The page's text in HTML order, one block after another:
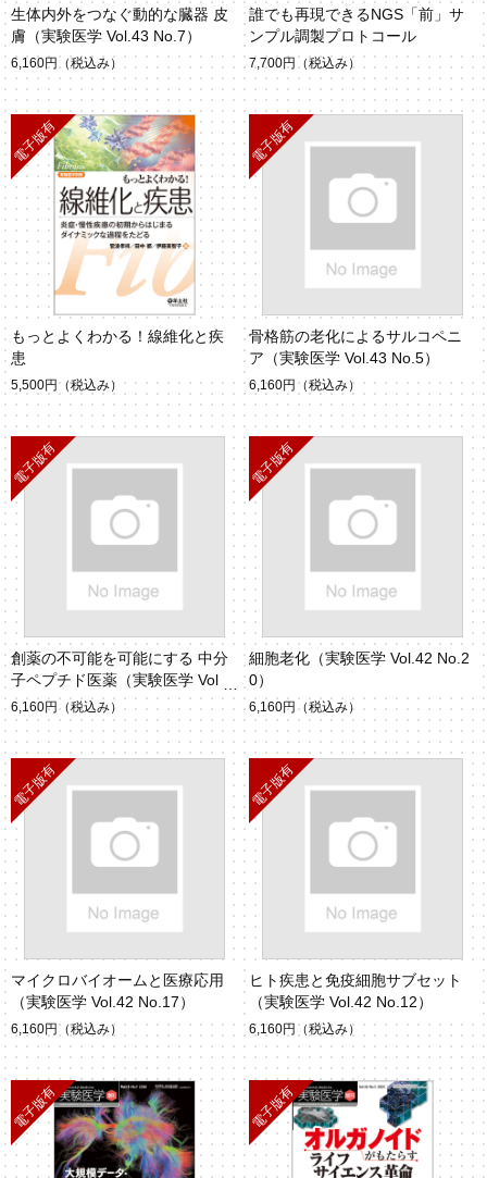
生体内外をつなぐ動的な臓器 皮
膚（実験医学 Vol.43 No.7）
6,160円 （税込み）
誰でも再現できるNGS「前」サ
ンプル調製プロトコール
7,700円 （税込み）
もっとよくわかる！線維化と疾
患
5,500円 （税込み）
骨格筋の老化によるサルコペニ
ア（実験医学 Vol.43 No.5）
6,160円 （税込み）
創薬の不可能を可能にする 中分
子ペプチド医薬（実験医学 Vol.4
3 No.2）
6,160円 （税込み）
細胞老化（実験医学 Vol.42 No.2
0）
6,160円 （税込み）
マイクロバイオームと医療応用
（実験医学 Vol.42 No.17）
6,160円 （税込み）
ヒト疾患と免疫細胞サブセット
（実験医学 Vol.42 No.12）
6,160円 （税込み）